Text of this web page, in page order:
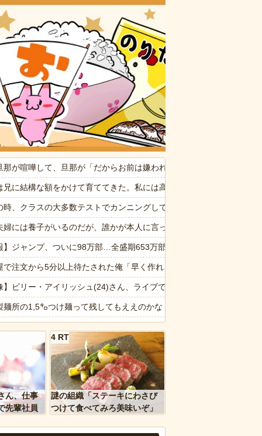
い」
歳の息子。理由は嫁が叱った腹いせ→滅多に怒らない嫁が子供に
ているのかな？ → 可愛い授業風景はこちらです…
を調査
置かずに放置し、出し入れ用に提供したゴミ袋すら返さない…上司
万部から98万部に…紙の雑誌「100万部超え」が消滅
丸出しだと話題にwwww
ｗ」 ほか
防総省職員数千人をウソ発見器にかける方針
那が喧嘩して、旦那が「だからお前は嫌われるんだよ！」と言い放っ
兄に結構な額をかけて育ててきた。私には高卒で働けと全く気にか
時、クラスの大多数テストでカンニングしてた科目があった。で、カ
婦には養子がいるのだが、誰かが本人に言ったらしく「僕は養子な
】ジャンプ、ついに98万部…全盛期653万部からここまで落ちる
で注文から5分以上待たされた俺「早く作れよノロマ！底辺職はキ
】ビリー・アイリッシュ(24)さん、ライブでマンスジが見える衣装を
麺所の1,5㌔つけ麺って残してもええのかな
】SUSURU視聴者が選ぶ二郎系ランキング2026が発表される
？】農家が消費税1% に悲鳴。「消費税の納税を免除されてたので
わないけど冷やし中華って言うほどうまくないよね
】日本で唯一「38度以上」を観測したことのない都道府県がコチラ😳
グリア沖縄、イマーシブフォート東京の二の舞になりそうｗｗｗｗｗ
ん、仕事
先輩社員
4 RT
謎の組織「ステーキにわさび
つけて食べてみろ美味いぞ」